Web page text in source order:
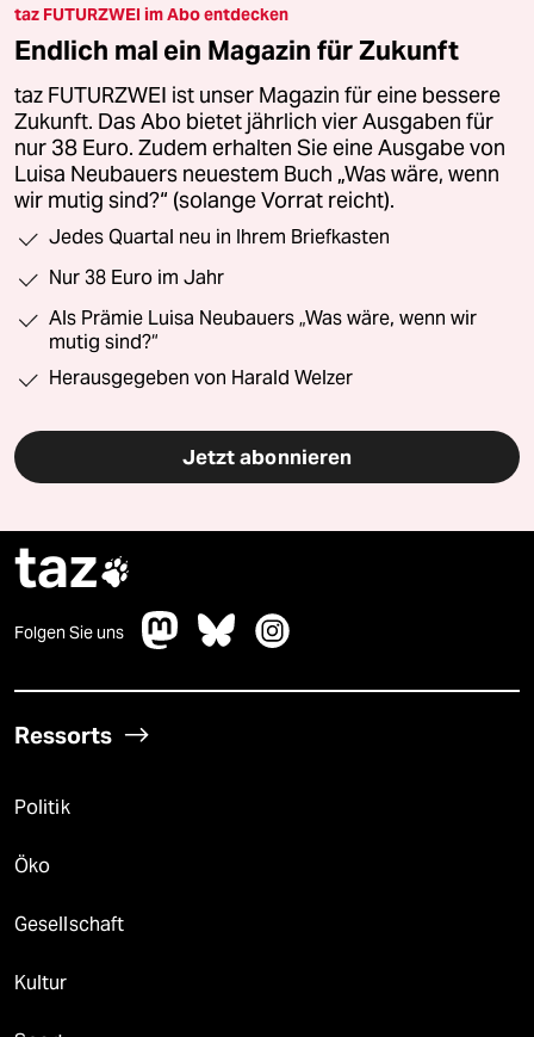
taz FUTURZWEI im Abo entdecken
Endlich mal ein Magazin für Zukunft
taz FUTURZWEI ist unser Magazin für eine bessere
Zukunft. Das Abo bietet jährlich vier Ausgaben für
nur 38 Euro. Zudem erhalten Sie eine Ausgabe von
Luisa Neubauers neuestem Buch „Was wäre, wenn
wir mutig sind?“ (solange Vorrat reicht).
Jedes Quartal neu in Ihrem Briefkasten
Nur 38 Euro im Jahr
Als Prämie Luisa Neubauers „Was wäre, wenn wir
mutig sind?“
Herausgegeben von Harald Welzer
Jetzt abonnieren
taz
Folgen Sie uns
Ressorts
Politik
Öko
Gesellschaft
Kultur